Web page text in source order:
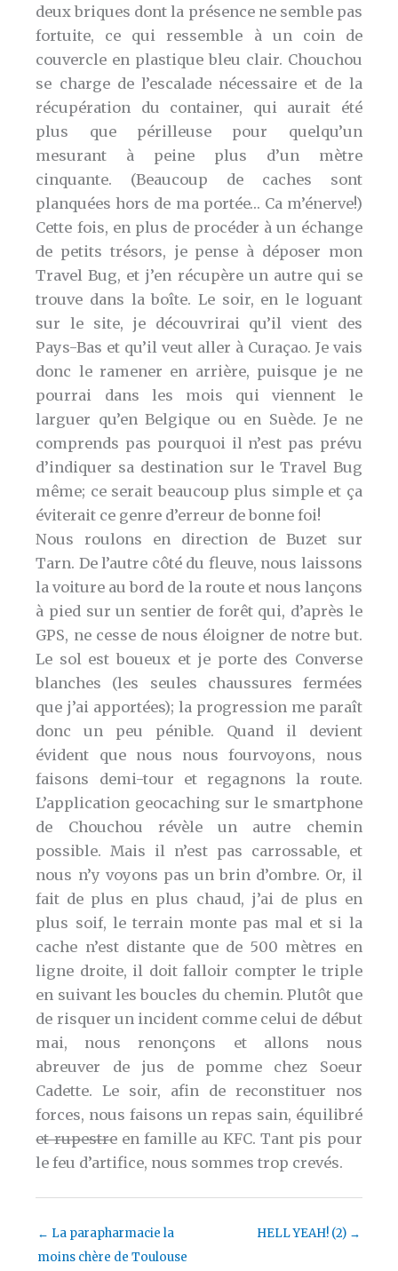
deux briques dont la présence ne semble pas
fortuite, ce qui ressemble à un coin de
couvercle en plastique bleu clair. Chouchou
se charge de l’escalade nécessaire et de la
récupération du container, qui aurait été
plus que périlleuse pour quelqu’un
mesurant à peine plus d’un mètre
cinquante. (Beaucoup de caches sont
planquées hors de ma portée… Ca m’énerve!)
Cette fois, en plus de procéder à un échange
de petits trésors, je pense à déposer mon
Travel Bug, et j’en récupère un autre qui se
trouve dans la boîte. Le soir, en le loguant
sur le site, je découvrirai qu’il vient des
Pays-Bas et qu’il veut aller à Curaçao. Je vais
donc le ramener en arrière, puisque je ne
pourrai dans les mois qui viennent le
larguer qu’en Belgique ou en Suède. Je ne
comprends pas pourquoi il n’est pas prévu
d’indiquer sa destination sur le Travel Bug
même; ce serait beaucoup plus simple et ça
éviterait ce genre d’erreur de bonne foi!
Nous roulons en direction de Buzet sur
Tarn. De l’autre côté du fleuve, nous laissons
la voiture au bord de la route et nous lançons
à pied sur un sentier de forêt qui, d’après le
GPS, ne cesse de nous éloigner de notre but.
Le sol est boueux et je porte des Converse
blanches (les seules chaussures fermées
que j’ai apportées); la progression me paraît
donc un peu pénible. Quand il devient
évident que nous nous fourvoyons, nous
faisons demi-tour et regagnons la route.
L’application geocaching sur le smartphone
de Chouchou révèle un autre chemin
possible. Mais il n’est pas carrossable, et
nous n’y voyons pas un brin d’ombre. Or, il
fait de plus en plus chaud, j’ai de plus en
plus soif, le terrain monte pas mal et si la
cache n’est distante que de 500 mètres en
ligne droite, il doit falloir compter le triple
en suivant les boucles du chemin. Plutôt que
de risquer un incident comme celui de début
mai, nous renonçons et allons nous
abreuver de jus de pomme chez Soeur
Cadette. Le soir, afin de reconstituer nos
forces, nous faisons un repas sain, équilibré
et rupestreen famille au KFC. Tant pis pour
le feu d’artifice, nous sommes trop crevés.
← La parapharmacie la
moins chère de Toulouse
HELL YEAH! (2) →